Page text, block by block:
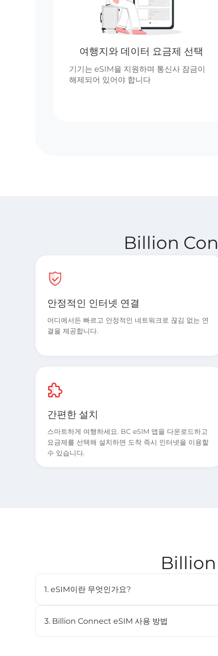
여행지와 데이터 요금제 선택
기기는 eSIM을 지원하며 통신사 잠금이
해제되어 있어야 합니다
Billion
안정적인 인터넷 연결
어디에서든 빠르고 안정적인 네트워크로 끊김 없는 연
결을 제공합니다.
간편한 설치
스마트하게 여행하세요. BC eSIM 앱을 다운로드하고
요금제를 선택해 설치하면 도착 즉시 인터넷을 이용할
수 있습니다.
Billion
1. eSIM이란 무엇인가요?
디지털 SIM입니다. 호환되는 기기에 내장되어 있으며 여
3. Billion Connect eSIM 사용 방법